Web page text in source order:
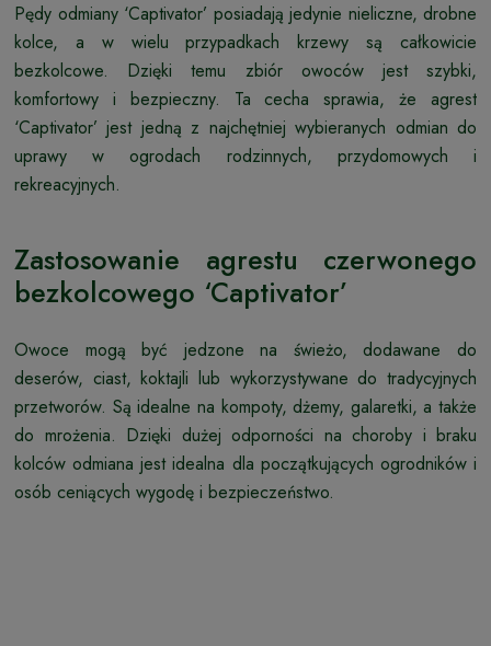
Pędy odmiany ‘Captivator’ posiadają jedynie nieliczne, drobne
kolce, a w wielu przypadkach krzewy są całkowicie
bezkolcowe. Dzięki temu zbiór owoców jest szybki,
komfortowy i bezpieczny. Ta cecha sprawia, że agrest
‘Captivator’ jest jedną z najchętniej wybieranych odmian do
uprawy w ogrodach rodzinnych, przydomowych i
rekreacyjnych.
Zastosowanie agrestu czerwonego
bezkolcowego ‘Captivator’
Owoce mogą być jedzone na świeżo, dodawane do
deserów, ciast, koktajli lub wykorzystywane do tradycyjnych
przetworów. Są idealne na kompoty, dżemy, galaretki, a także
do mrożenia. Dzięki dużej odporności na choroby i braku
kolców odmiana jest idealna dla początkujących ogrodników i
osób ceniących wygodę i bezpieczeństwo.